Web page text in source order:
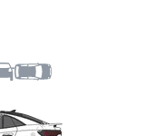
Dach